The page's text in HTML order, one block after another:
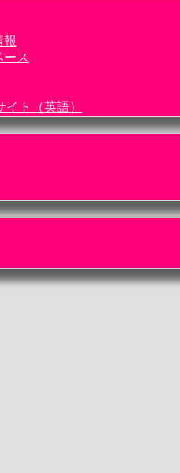
報
ース
ト（英語）